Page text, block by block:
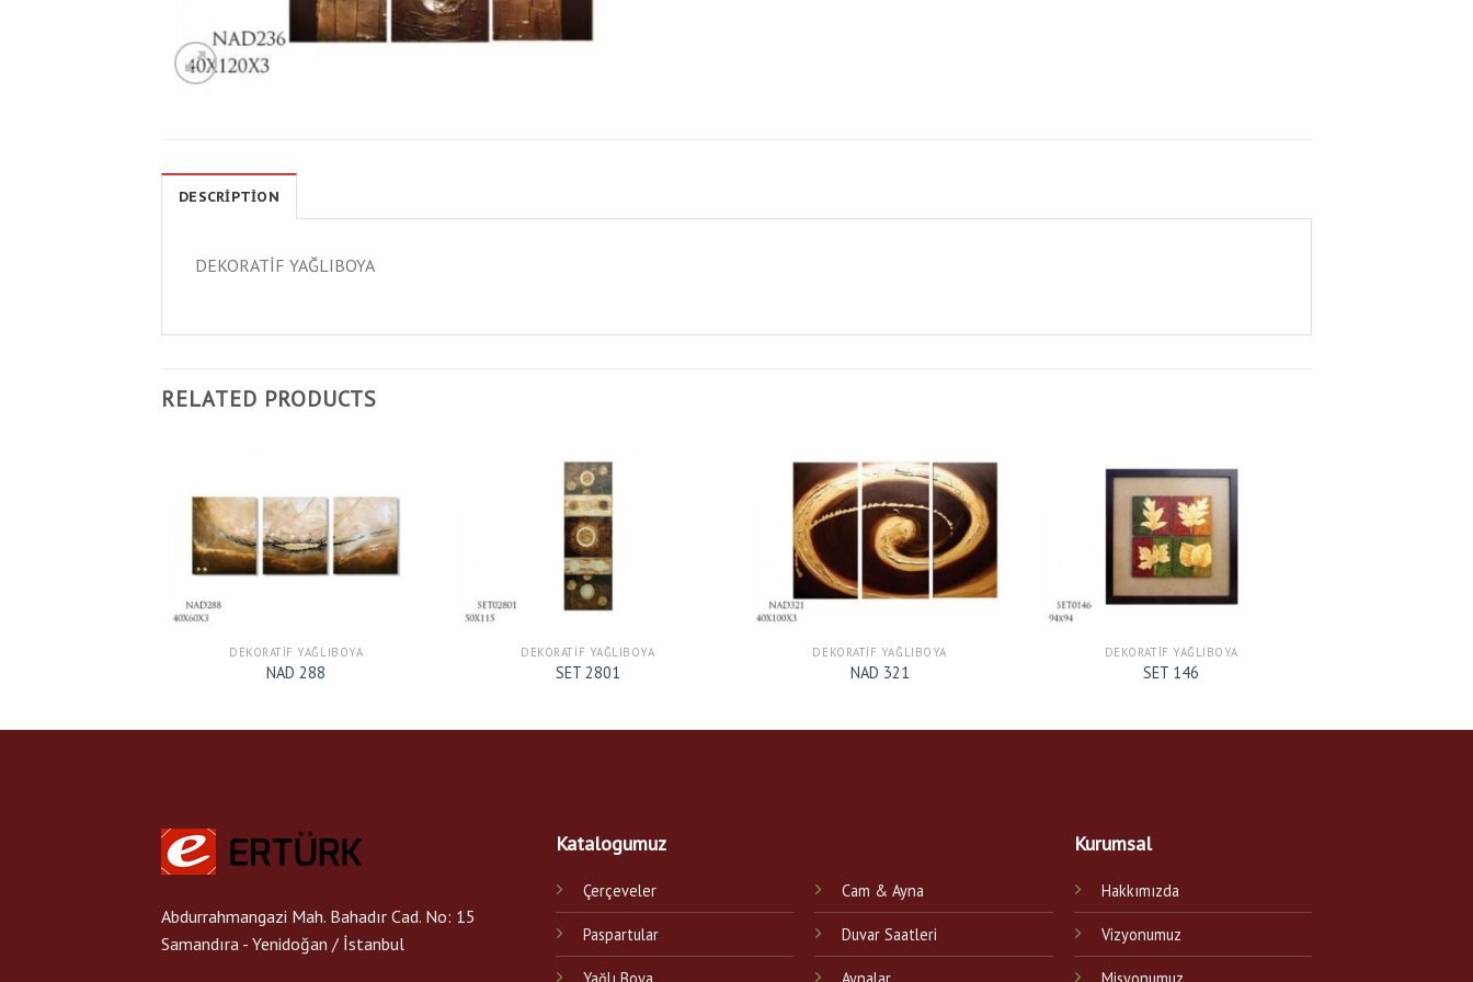
DESCRIPTION
DEKORATİF YAĞLIBOYA
RELATED PRODUCTS
DEKORATIF YAĞLIBOYA
NAD 288
DEKORATIF YAĞLIBOYA
SET 2801
DEKORATIF YAĞLIBOYA
NAD 321
DEKORATIF YAĞLIBOYA
SET 146
Abdurrahmangazi Mah. Bahadır Cad. No: 15
Samandıra - Yenidoğan / İstanbul
Katalogumuz
Çerçeveler
Paspartular
Cam & Ayna
Duvar Saatleri
Kurumsal
Hakkımızda
Vizyonumuz